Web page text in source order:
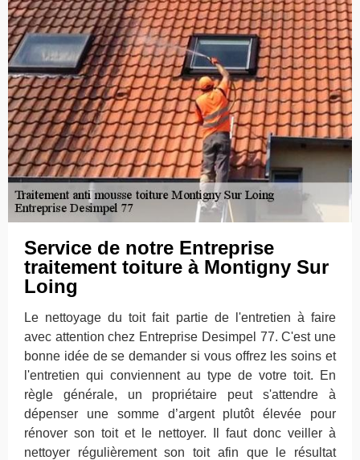
Service de notre Entreprise
traitement toiture à Montigny Sur
Loing
Le nettoyage du toit fait partie de l'entretien à faire
avec attention chez Entreprise Desimpel 77. C'est une
bonne idée de se demander si vous offrez les soins et
l'entretien qui conviennent au type de votre toit. En
règle générale, un propriétaire peut s'attendre à
dépenser une somme d’argent plutôt élevée pour
rénover son toit et le nettoyer. Il faut donc veiller à
nettoyer régulièrement son toit afin que le résultat